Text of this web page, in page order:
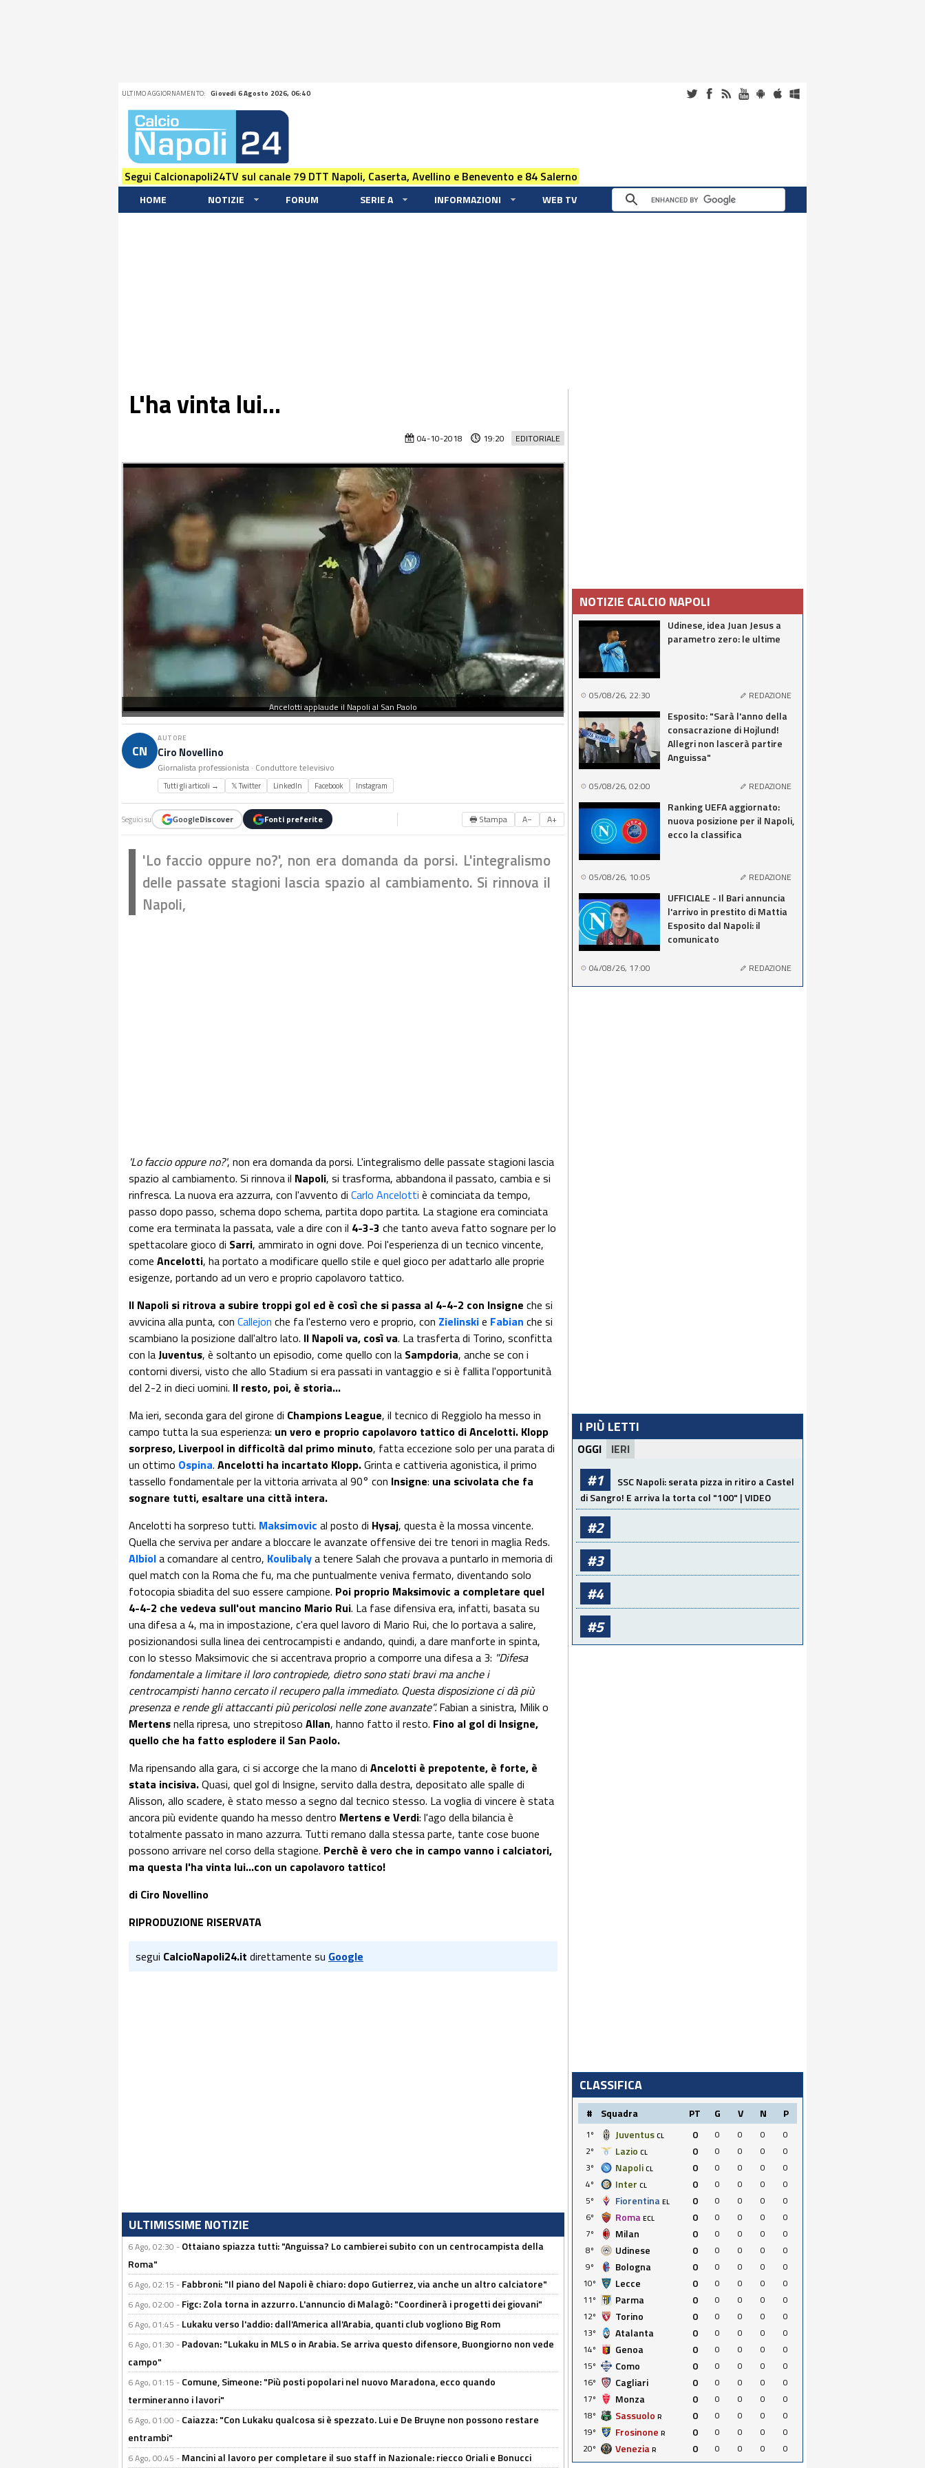
ULTIMO AGGIORNAMENTO: Giovedi 6 Agosto 2026, 06:40
Segui Calcionapoli24TV sul canale 79 DTT Napoli, Caserta, Avellino e Benevento e 84 Salerno
HOME NOTIZIE FORUM SERIE A INFORMAZIONI WEB TV
L'ha vinta lui...
EDITORIALE
04-10-2018 19:20
Ancelotti applaude il Napoli al San Paolo
CN
AUTORE
Ciro Novellino
Giornalista professionista · Conduttore televisivo
Tutti gli articoli → 𝕏 Twitter LinkedIn Facebook Instagram
Seguici su GoogleDiscover Fonti preferite 🖶 Stampa A− A+
'Lo faccio oppure no?', non era domanda da porsi. L'integralismo
delle passate stagioni lascia spazio al cambiamento. Si rinnova il
Napoli,
'Lo faccio oppure no?', non era domanda da porsi. L'integralismo delle passate stagioni lascia
spazio al cambiamento. Si rinnova il Napoli, si trasforma, abbandona il passato, cambia e si
rinfresca. La nuova era azzurra, con l'avvento di Carlo Ancelotti è cominciata da tempo,
passo dopo passo, schema dopo schema, partita dopo partita. La stagione era cominciata
come era terminata la passata, vale a dire con il 4-3-3 che tanto aveva fatto sognare per lo
spettacolare gioco di Sarri, ammirato in ogni dove. Poi l'esperienza di un tecnico vincente,
come Ancelotti, ha portato a modificare quello stile e quel gioco per adattarlo alle proprie
esigenze, portando ad un vero e proprio capolavoro tattico.
Il Napoli si ritrova a subire troppi gol ed è così che si passa al 4-4-2 con Insigne che si
avvicina alla punta, con Callejon che fa l'esterno vero e proprio, con Zielinskie Fabian che si
scambiano la posizione dall'altro lato. Il Napoli va, così va. La trasferta di Torino, sconfitta
con laJuventus, è soltanto un episodio, come quello con la Sampdoria, anche se con i
contorni diversi, visto che allo Stadium si era passati in vantaggio e si è fallita l'opportunità
del 2-2 in dieci uomini. Il resto, poi, è storia...
Ma ieri, seconda gara del girone di Champions League, il tecnico di Reggiolo ha messo in
campo tutta la sua esperienza: un vero e proprio capolavoro tattico di Ancelotti. Klopp
sorpreso, Liverpool in difficoltà dal primo minuto, fatta eccezione solo per una parata di
un ottimo Ospina. Ancelotti ha incartato Klopp.Grinta e cattiveria agonistica, il primo
tassello fondamentale per la vittoria arrivata al 90° con Insigne: una scivolata che fa
sognare tutti, esaltare una città intera.
Ancelotti ha sorpreso tutti. Maksimovic al posto di Hysaj, questa è la mossa vincente.
Quella che serviva per andare a bloccare le avanzate offensive dei tre tenori in maglia Reds.
Albiola comandare al centro, Koulibalya tenere Salah che provava a puntarlo in memoria di
quel match con la Roma che fu, ma che puntualmente veniva fermato, diventando solo
fotocopia sbiadita del suo essere campione. Poi proprio Maksimovic a completare quel
4-4-2 che vedeva sull'out mancino Mario Rui. La fase difensiva era, infatti, basata su
una difesa a 4, ma in impostazione, c'era quel lavoro di Mario Rui, che lo portava a salire,
posizionandosi sulla linea dei centrocampisti e andando, quindi, a dare manforte in spinta,
con lo stesso Maksimovic che si accentrava proprio a comporre una difesa a 3: "Difesa
fondamentale a limitare il loro contropiede, dietro sono stati bravi ma anche i
centrocampisti hanno cercato il recupero palla immediato. Questa disposizione ci dà più
presenza e rende gli attaccanti più pericolosi nelle zone avanzate".Fabian a sinistra, Milik o
Mertensnella ripresa, uno strepitoso Allan, hanno fatto il resto. Fino al gol di Insigne,
quello che ha fatto esplodere il San Paolo.
Ma ripensando alla gara, ci si accorge che la mano di Ancelotti è prepotente, è forte, è
stata incisiva.Quasi, quel gol di Insigne, servito dalla destra, depositato alle spalle di
Alisson, allo scadere, è stato messo a segno dal tecnico stesso. La voglia di vincere è stata
ancora più evidente quando ha messo dentro Mertens e Verdi: l'ago della bilancia è
totalmente passato in mano azzurra. Tutti remano dalla stessa parte, tante cose buone
possono arrivare nel corso della stagione. Perchè è vero che in campo vanno i calciatori,
ma questa l'ha vinta lui...con un capolavoro tattico!
di Ciro Novellino
RIPRODUZIONE RISERVATA
segui CalcioNapoli24.it direttamente su Google
ULTIMISSIME NOTIZIE
6 Ago, 02:30 - Ottaiano spiazza tutti: "Anguissa? Lo cambierei subito con un centrocampista della
Roma"
6 Ago, 02:15 - Fabbroni: "Il piano del Napoli è chiaro: dopo Gutierrez, via anche un altro calciatore"
6 Ago, 02:00 - Figc: Zola torna in azzurro. L'annuncio di Malagò: "Coordinerà i progetti dei giovani"
6 Ago, 01:45 - Lukaku verso l'addio: dall'America all'Arabia, quanti club vogliono Big Rom
6 Ago, 01:30 - Padovan: "Lukaku in MLS o in Arabia. Se arriva questo difensore, Buongiorno non vede
campo"
6 Ago, 01:15 - Comune, Simeone: "Più posti popolari nel nuovo Maradona, ecco quando
termineranno i lavori"
6 Ago, 01:00 - Caiazza: "Con Lukaku qualcosa si è spezzato. Lui e De Bruyne non possono restare
entrambi"
6 Ago, 00:45 - Mancini al lavoro per completare il suo staff in Nazionale: riecco Oriali e Bonucci
NOTIZIE CALCIO NAPOLI
Udinese, idea Juan Jesus a
parametro zero: le ultime
05/08/26, 22:30 REDAZIONE
Esposito: "Sarà l'anno della
consacrazione di Hojlund!
Allegri non lascerà partire
Anguissa"
05/08/26, 02:00 REDAZIONE
Ranking UEFA aggiornato:
nuova posizione per il Napoli,
ecco la classifica
05/08/26, 10:05 REDAZIONE
UFFICIALE - Il Bari annuncia
l'arrivo in prestito di Mattia
Esposito dal Napoli: il
comunicato
04/08/26, 17:00 REDAZIONE
I PIÙ LETTI
OGGI IERI
#1
SSC Napoli: serata pizza in ritiro a Castel
di Sangro! E arriva la torta col "100" | VIDEO
#2
#3
#4
#5
CLASSIFICA
# Squadra PT G V N P
1º Juventus CL 0 0 0 0
0
2º
Lazio CL 0 0 0 0
0
3º
Napoli CL 0 0 0 0
0
4º
Inter CL 0 0 0 0
0
5º
Fiorentina EL 0 0 0 0
0
6º
Roma ECL 0 0 0 0
0
7º
Milan 0 0 0 0
0
8º
Udinese 0 0 0 0
0
9º
Bologna 0 0 0 0
0
10º
Lecce 0 0 0 0
0
11º
Parma 0 0 0 0
0
12º
Torino 0 0 0 0
0
13º
Atalanta 0 0 0 0
0
14º
Genoa 0 0 0 0
0
15º
Como 0 0 0 0
0
16º
Cagliari 0 0 0 0
0
17º
Monza 0 0 0 0
0
18º
Sassuolo R 0 0 0 0
0
19º
Frosinone R 0 0 0 0
0
20º
Venezia R 0 0 0 0 0